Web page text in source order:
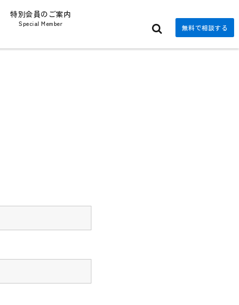
特別会員のご案内
Special Member 無料で相談する